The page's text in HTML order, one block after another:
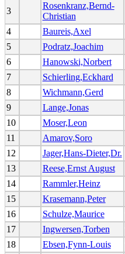
3
Rosenkranz,Bernd-
Christian
4 Baureis,Axel
5
Podratz,Joachim
6
Hanowski,Norbert
7
Schierling,Eckhard
8
Wichmann,Gerd
9
Lange,Jonas
10
Moser,Leon
11
Amarov,Soro
12
Jager,Hans-Dieter,Dr.
13
Reese,Ernst August
14
Rammler,Heinz
15
Krasemann,Peter
16
Schulze,Maurice
17
Ingwersen,Torben
18
Ebsen,Fynn-Louis